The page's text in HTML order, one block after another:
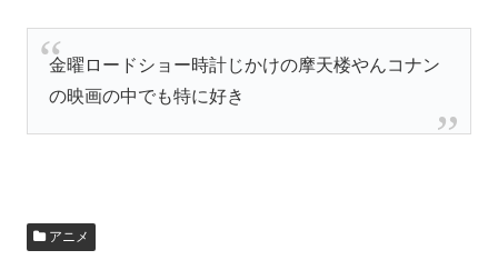
金曜ロードショー時計じかけの摩天楼やんコナン
の映画の中でも特に好き
アニメ